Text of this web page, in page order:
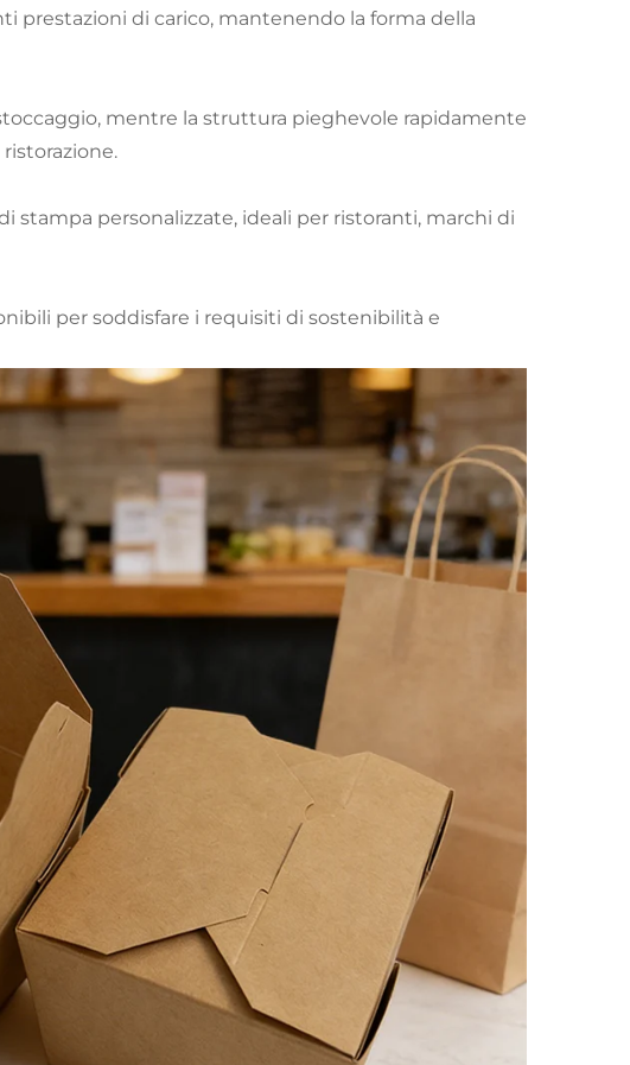
prestazioni di carico, mantenendo la forma della
mentre la struttura pieghevole rapidamente
stampa personalizzate, ideali per ristoranti, marchi di
per soddisfare i requisiti di sostenibilità e